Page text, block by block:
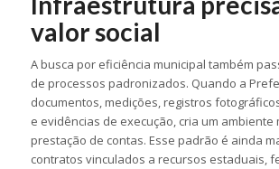
valor social
A busca por eficiência municipal também
de processos padronizados. Quando a
documentos, medições, registros
e evidências de execução, cria um
prestação de contas. Esse padrão é ainda
contratos vinculados a recursos estaduais,